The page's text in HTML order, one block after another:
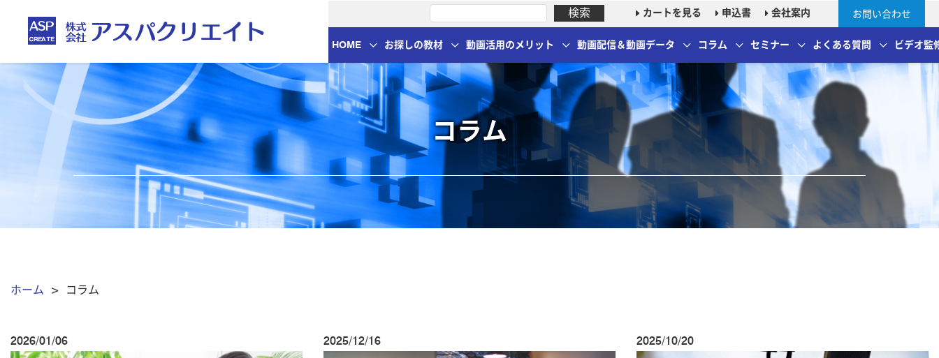
カートを見る 申込書 会社案内 お問い合わせ
HOME お探しの教材 動画活用のメリット 動画配信＆動画データ コラム セミナー よくある質問 ビデオ監
コラム
ホーム > コラム
2026/01/06 2025/12/16 2025/10/20